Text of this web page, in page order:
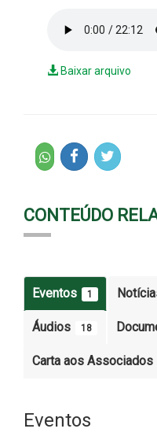
Baixar arquivo
CONTEÚDO
Eventos 1
Áudios 18
Carta aos Associados
Eventos